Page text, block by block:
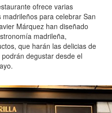
ofrece varias
para celebrar San
Márquez han diseñado
madrileña,
que harán las delicias de
degustar desde el